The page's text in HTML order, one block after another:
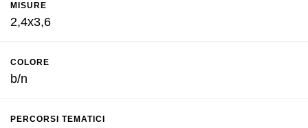
MISURE
2,4x3,6
COLORE
b/n
PERCORSI TEMATICI